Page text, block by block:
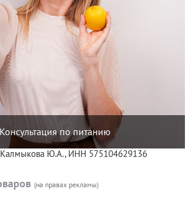
Консультация по питанию
Калмыкова Ю.А., ИНН 575104629136
(на правах рекламы)